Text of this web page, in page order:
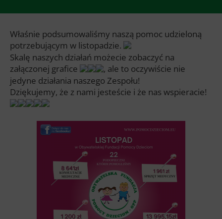
Właśnie podsumowaliśmy naszą pomoc udzieloną
potrzebującym w listopadzie.
Skalę naszych działań możecie zobaczyć na
załączonej grafice
, ale to oczywiście nie
jedyne działania naszego Zespołu!
Dziękujemy, że z nami jesteście i że nas wspieracie!